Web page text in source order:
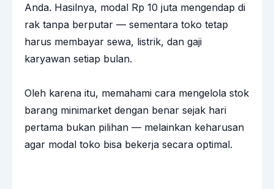
Anda. Hasilnya, modal Rp 10 juta mengendap di
rak tanpa berputar — sementara toko tetap
harus membayar sewa, listrik, dan gaji
karyawan setiap bulan.
Oleh karena itu, memahami cara mengelola stok
barang minimarket dengan benar sejak hari
pertama bukan pilihan — melainkan keharusan
agar modal toko bisa bekerja secara optimal.